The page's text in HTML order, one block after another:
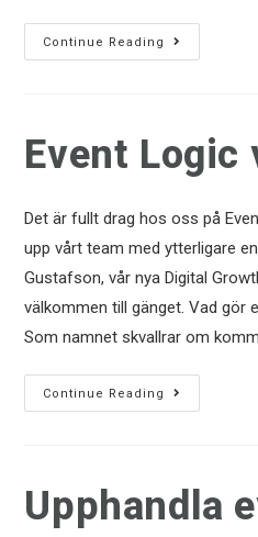
Continue Reading
Event Logic
Det är fullt drag hos oss på
upp vårt team med ytterligare
Gustafson, vår nya Digital
välkommen till gänget. Vad gör
Som namnet skvallrar om
Continue Reading
Upphandla